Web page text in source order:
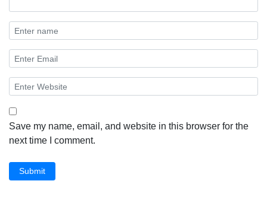
Save my name, email, and website in this browser for the
next time I comment.
Submit